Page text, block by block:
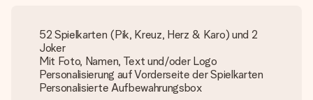
52 Spielkarten (Pik, Kreuz, Herz & Karo) und 2
Joker
Mit Foto, Namen, Text und/oder Logo
Personalisierung auf Vorderseite der Spielkarten
Personalisierte Aufbewahrungsbox